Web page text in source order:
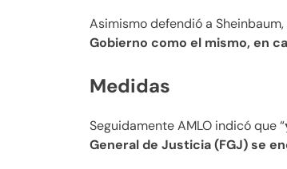
Asimismo defendió a
Gobierno como el mismo, en
Medidas
Seguidamente AMLO indicó que “
General de Justicia (FGJ) se